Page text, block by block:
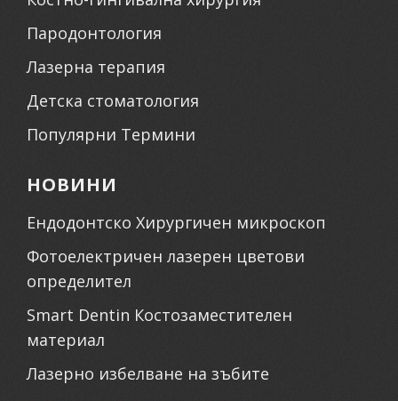
Пародонтология
Лазерна терапия
Детска стоматология
Популярни Термини
НОВИНИ
Ендодонтско Хирургичен микроскоп
Фотоелектричен лазерен цветови
определител
Smart Dentin Костозаместителен
материал
Лазерно избелване на зъбите